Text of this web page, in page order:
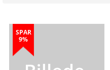
SPAR
9%